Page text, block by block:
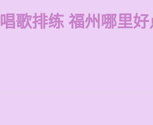
唱歌排练 福州哪里好